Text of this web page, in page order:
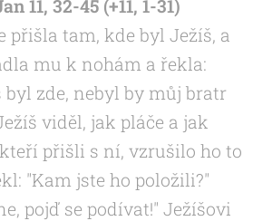
11, 32-45 (+11, 1-31)
přišla tam, kde byl Ježíš, a
mu k nohám a řekla:
byl zde, nebyl by můj bratr
viděl, jak pláče a jak
přišli s ní, vzrušilo ho to
"Kam jste ho položili?"
pojď se podívat!" Ježíšovi